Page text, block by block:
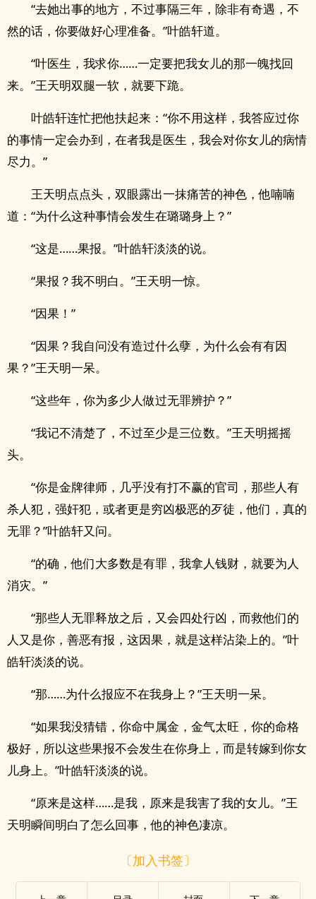
“去她出事的地方，不过事隔三年，除非有奇遇，不
然的话，你要做好心理准备。”叶皓轩道。
“叶医生，我求你……一定要把我女儿的那一魄找回
来。”王天明双腿一软，就要下跪。
叶皓轩连忙把他扶起来：“你不用这样，我答应过你
的事情一定会办到，在者我是医生，我会对你女儿的病情
尽力。”
王天明点点头，双眼露出一抹痛苦的神色，他喃喃
道：“为什么这种事情会发生在璐璐身上？”
“这是……果报。”叶皓轩淡淡的说。
“果报？我不明白。”王天明一惊。
“因果！”
“因果？我自问没有造过什么孽，为什么会有有因
果？”王天明一呆。
“这些年，你为多少人做过无罪辨护？”
“我记不清楚了，不过至少是三位数。”王天明摇摇
头。
“你是金牌律师，几乎没有打不赢的官司，那些人有
杀人犯，​‌强‍‌​奸‌‍​犯，或者更是穷凶极恶的歹徒，他们，真的
无罪？”叶皓轩又问。
“的确，他们大多数是有罪，我拿人钱财，就要为人
消灾。”
“那些人无罪释放之后，又会四处行凶，而救他们的
人又是你，善恶有报，这因果，就是这样沾染上的。”叶
皓轩淡淡的说。
“那……为什么报应不在我身上？”王天明一呆。
“如果我没猜错，你命中属金，金气太旺，你的命格
极好，所以这些果报不会发生在你身上，而是转嫁到你女
儿身上。”叶皓轩淡淡的说。
“原来是这样……是我，原来是我害了我的女儿。”王
天明瞬间明白了怎么回事，他的神色凄凉。
〔加入书签〕